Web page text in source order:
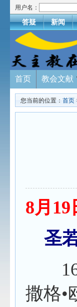
用户名：
答疑 新闻
首页 教会文献
您当前的位置： 首页
8月 19
圣
撒格•